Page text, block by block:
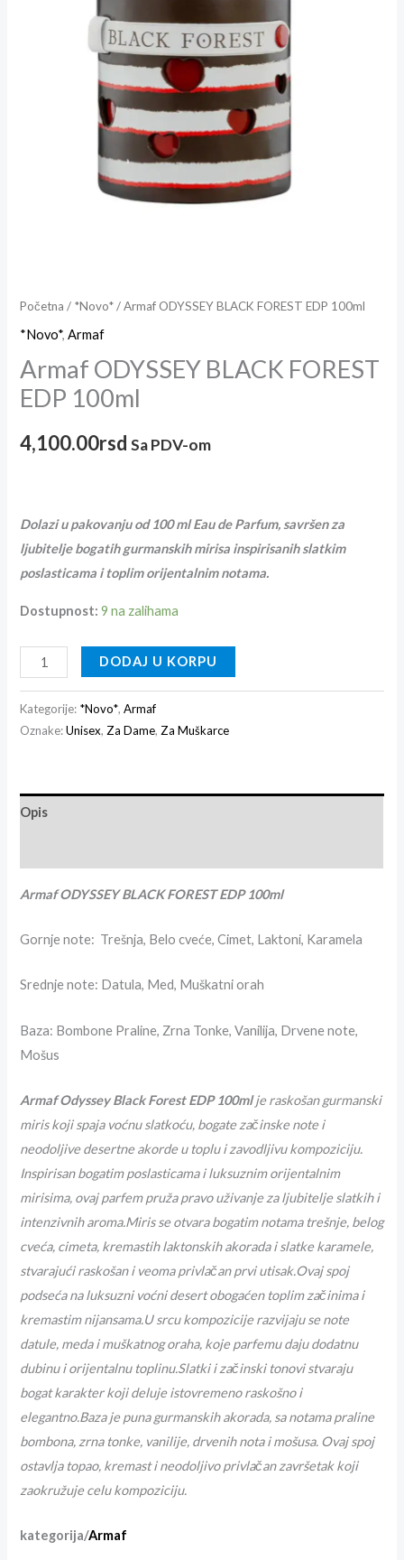
Početna / *Novo*/ Armaf ODYSSEY BLACK FOREST EDP 100ml
*Novo*,Armaf
Armaf ODYSSEY BLACK FOREST
EDP 100ml
4,100.00rsd Sa PDV-om
Dolazi u pakovanju od 100 ml Eau de Parfum, savršen za
ljubitelje bogatih gurmanskih mirisa inspirisanih slatkim
poslasticama i toplim orijentalnim notama.
Dostupnost: 9 na zalihama
DODAJ U KORPU
Kategorije: *Novo*,Armaf
Oznake:Unisex, Za Dame, Za Muškarce
Opis
Armaf ODYSSEY BLACK FOREST EDP 100ml
Gornje note: Trešnja, Belo cveće, Cimet, Laktoni, Karamela
Srednje note: Datula, Med, Muškatni orah
Baza: Bombone Praline, Zrna Tonke, Vanilija, Drvene note,
Mošus
Armaf Odyssey Black Forest EDP 100mlje raskošan gurmanski
miris koji spaja voćnu slatkoću, bogate začinske note i
neodoljive desertne akorde u toplu i zavodljivu kompoziciju.
Inspirisan bogatim poslasticama i luksuznim orijentalnim
mirisima, ovaj parfem pruža pravo uživanje za ljubitelje slatkih i
intenzivnih aroma.Miris se otvara bogatim notama trešnje, belog
cveća, cimeta, kremastih laktonskih akorada i slatke karamele,
stvarajući raskošan i veoma privlačan prvi utisak.Ovaj spoj
podseća na luksuzni voćni desert obogaćen toplim začinima i
kremastim nijansama.U srcu kompozicije razvijaju se note
datule, meda i muškatnog oraha, koje parfemu daju dodatnu
dubinu i orijentalnu toplinu.Slatki i začinski tonovi stvaraju
bogat karakter koji deluje istovremeno raskošno i
elegantno.Baza je puna gurmanskih akorada, sa notama praline
bombona, zrna tonke, vanilije, drvenih nota i mošusa. Ovaj spoj
ostavlja topao, kremast i neodoljivo privlačan završetak koji
zaokružuje celu kompoziciju.
kategorija/Armaf